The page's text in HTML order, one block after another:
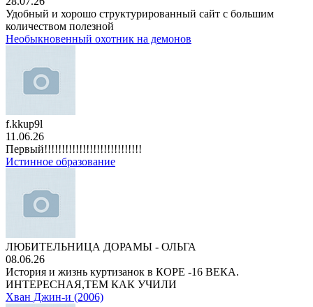
Удобный и хорошо структурированный сайт с большим
количеством полезной
Необыкновенный охотник на демонов
f.kkup9l
11.06.26
Первый!!!!!!!!!!!!!!!!!!!!!!!!!!!!
Истинное образование
ЛЮБИТЕЛЬНИЦА ДОРАМЫ - ОЛЬГА
08.06.26
История и жизнь куртизанок в КОРЕ -16 ВЕКА.
ИНТЕРЕСНАЯ,ТЕМ КАК УЧИЛИ
Хван Джин-и (2006)